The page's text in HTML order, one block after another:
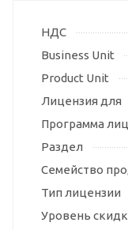
НДС
Business Unit
Product Unit
Лицензия для
Программа
Раздел
Семейство
Тип лицензии
Уровень